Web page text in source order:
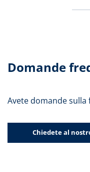
Domande
Avete domande
Chiedete al